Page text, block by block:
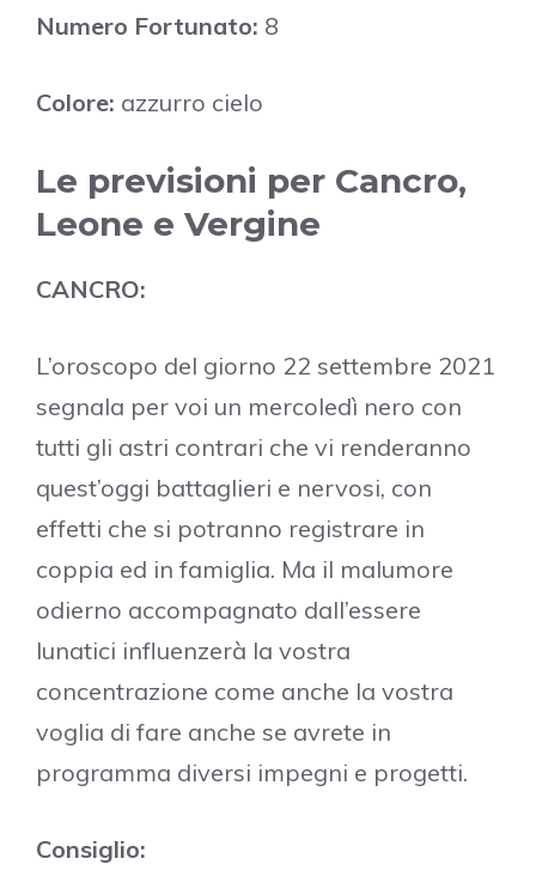
Numero Fortunato: 8
Colore: azzurro cielo
Le previsioni per Cancro,
Leone e Vergine
CANCRO:
L’oroscopo del giorno 22 settembre 2021
segnala per voi un mercoledì nero con
tutti gli astri contrari che vi renderanno
quest’oggi battaglieri e nervosi, con
effetti che si potranno registrare in
coppia ed in famiglia. Ma il malumore
odierno accompagnato dall’essere
lunatici influenzerà la vostra
concentrazione come anche la vostra
voglia di fare anche se avrete in
programma diversi impegni e progetti.
Consiglio: